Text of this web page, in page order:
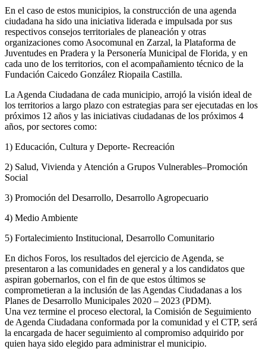
En el caso de estos municipios, la construcción de una agenda
ciudadana ha sido una iniciativa liderada e impulsada por sus
respectivos consejos territoriales de planeación y otras
organizaciones como Asocomunal en Zarzal, la Plataforma de
Juventudes en Pradera y la Personería Municipal de Florida, y en
cada uno de los territorios, con el acompañamiento técnico de la
Fundación Caicedo González Riopaila Castilla.
La Agenda Ciudadana de cada municipio, arrojó la visión ideal de
los territorios a largo plazo con estrategias para ser ejecutadas en los
próximos 12 años y las iniciativas ciudadanas de los próximos 4
años, por sectores como:
1) Educación, Cultura y Deporte- Recreación
2) Salud, Vivienda y Atención a Grupos Vulnerables–Promoción
Social
3) Promoción del Desarrollo, Desarrollo Agropecuario
4) Medio Ambiente
5) Fortalecimiento Institucional, Desarrollo Comunitario
En dichos Foros, los resultados del ejercicio de Agenda, se
presentaron a las comunidades en general y a los candidatos que
aspiran gobernarlos, con el fin de que estos últimos se
comprometieran a la inclusión de las Agendas Ciudadanas a los
Planes de Desarrollo Municipales 2020 – 2023 (PDM).
Una vez termine el proceso electoral, la Comisión de Seguimiento
de Agenda Ciudadana conformada por la comunidad y el CTP, será
la encargada de hacer seguimiento al compromiso adquirido por
quien haya sido elegido para administrar el municipio.